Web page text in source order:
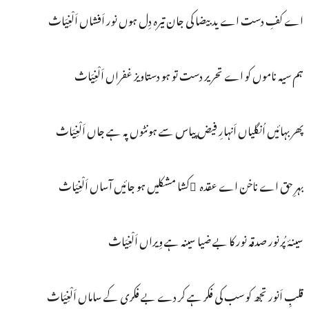
اے کفِ دست اے ید بیضا کی جان تیرہ دِل ہوں نور اَفشاں اَلْغِیَاث
ہم سیہ ناموں کو اے تحریر دست تو ہو دستاویز غفراں اَلْغِیَاث
پھر بہائیں اُنگلیاں اَنہارِ فیض پیاس سے ہونٹوں پہ ہے جاں اَلْغِیَاث
بہرِ حق اے ناخن اے عقدہ ُکشا مشکلیں ہو جائیں آساں اَلْغِیَاث
سینۂ پُرنور صدقہ نور کا بے ضیا سینہ ہے وِیراں اَلْغِیَاث
قلبِ اَنور تجھ کو سب کی فکر ہے کر دے بے فکری کے ساماں اَلْغِیَاث